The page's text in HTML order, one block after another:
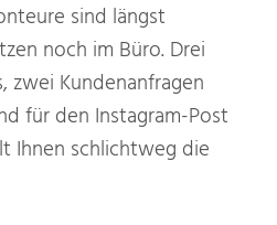
sind längst
noch im Büro. Drei
zwei Kundenanfragen
für den Instagram-Post
Ihnen schlichtweg die